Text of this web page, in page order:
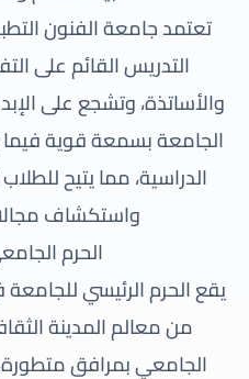
تعتمد جامعة الفنون
التدريس القائم على
والأساتذة، وتشجع على
الجامعة بسمعة قوية فيما
الدراسية، مما يتيح
واستكشاف
الحرم
يقع الحرم الرئيسي
من معالم المدينة
الجامعي بمرافق